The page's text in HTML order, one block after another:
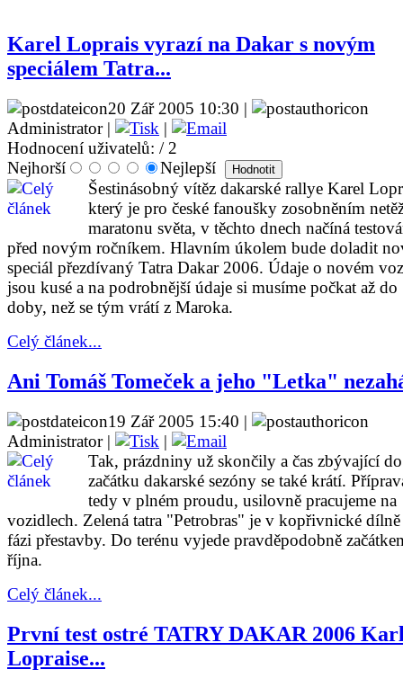
Karel Loprais vyrazí na Dakar s novým
speciálem Tatra...
20 Zář 2005 10:30 |
Administrator |
|
Hodnocení uživatelů: / 2
Nejhorší
Nejlepší
Šestinásobný vítěz dakarské rallye Karel
který je pro české fanoušky zosobněním
maratonu světa, v těchto dnech načíná
před novým ročníkem. Hlavním úkolem bude doladit
speciál přezdívaný Tatra Dakar 2006. Údaje o novém
jsou kusé a na podrobnější údaje si musíme počkat až do
doby, než se tým vrátí z Maroka.
Celý článek...
Ani Tomáš Tomeček a jeho "Letka"
19 Zář 2005 15:40 |
Administrator |
|
Tak, prázdniny už skončily a čas zbývající do
začátku dakarské sezóny se také krátí.
tedy v plném proudu, usilovně pracujeme na
vozidlech. Zelená tatra "Petrobras" je v kopřivnické
fázi přestavby. Do terénu vyjede pravděpodobně
října.
Celý článek...
První test ostré TATRY DAKAR 2006
Lopraise...